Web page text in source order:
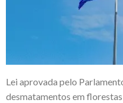
Lei aprovada pelo
desmatamentos em